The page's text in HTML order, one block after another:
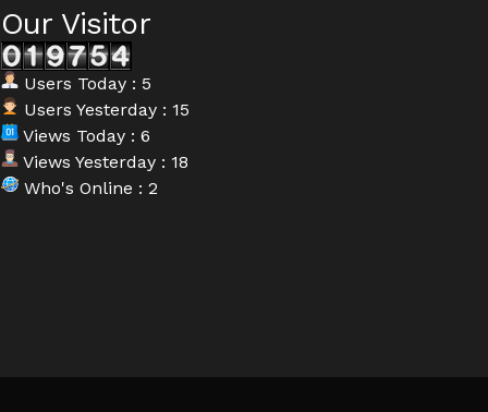
Our Visitor
Users Today : 5
Users Yesterday : 15
Views Today : 6
Views Yesterday : 18
Who's Online : 2